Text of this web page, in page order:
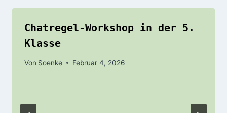
Chatregel-Workshop in der 5.
Klasse
Von Soenke Februar 4, 2026